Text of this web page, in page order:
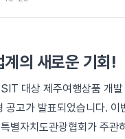
의 새로운 기회!
대상 제주여행상품 개발
공고가 발표되었습니다. 이
별자치도관광협회가 주관